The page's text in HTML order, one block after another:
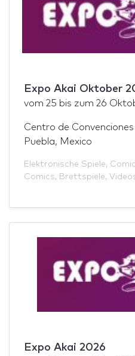
Expo Akai Oktober
vom 25 bis zum 26
Centro de
Puebla, Mexico
Elektronische Spiele, Comic
Comics, Brettspiele,
Expo Akai 2026